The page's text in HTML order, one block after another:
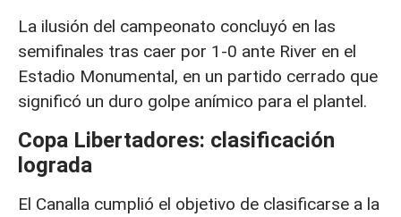
La ilusión del campeonato concluyó en las
semifinales tras caer por 1-0 ante River en el
Estadio Monumental, en un partido cerrado que
significó un duro golpe anímico para el plantel.
Copa Libertadores: clasificación
lograda
El Canalla cumplió el objetivo de clasificarse a la